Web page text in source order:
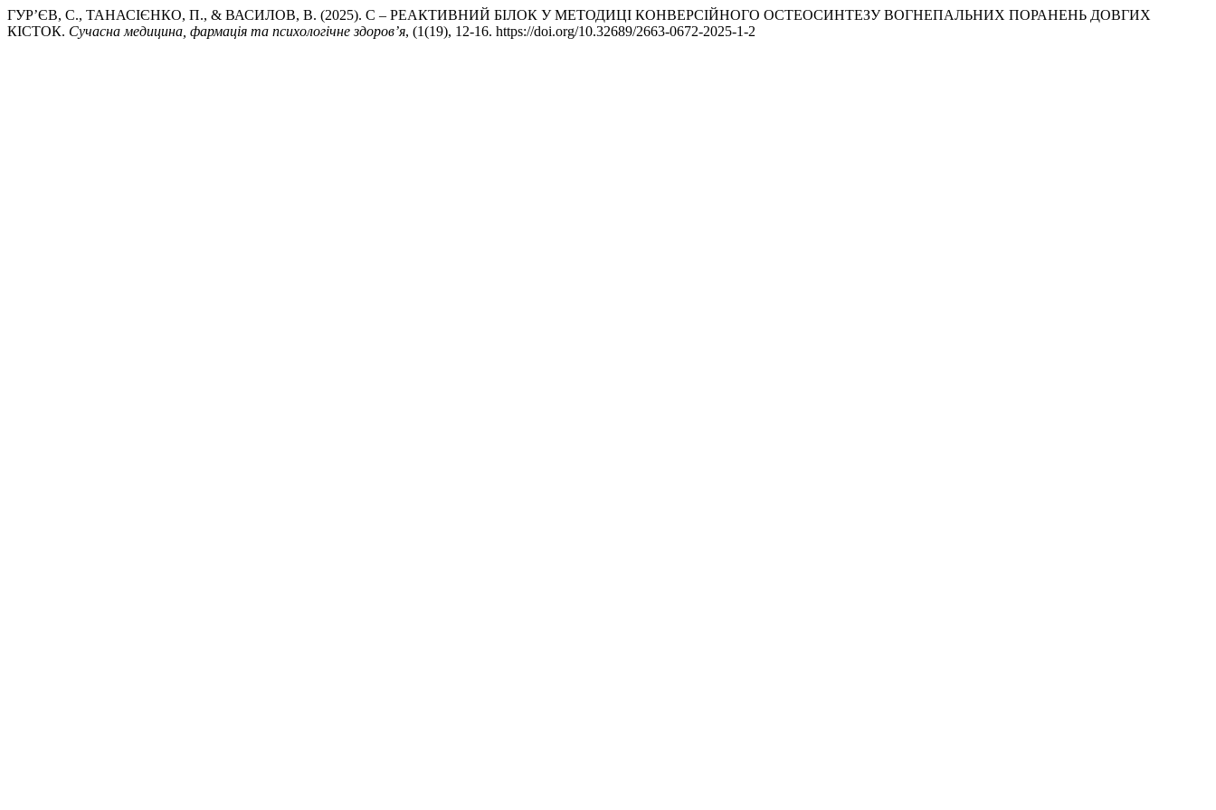
ГУР’ЄВ, С., ТАНАСІЄНКО, П., & ВАСИЛОВ, В. (2025). С – РЕАКТИВНИЙ БІЛОК У МЕТОДИЦІ КОНВЕРСІЙНОГО ОСТЕОСИНТЕЗУ ВОГНЕПАЛЬНИХ ПОРАНЕНЬ ДОВГИХ
КІСТОК. Сучасна медицина, фармація та психологічне здоров’я, (1(19), 12-16. https://doi.org/10.32689/2663-0672-2025-1-2